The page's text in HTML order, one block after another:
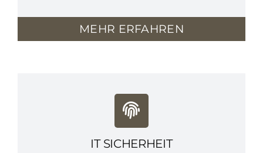
MEHR ERFAHREN
IT SICHERHEIT